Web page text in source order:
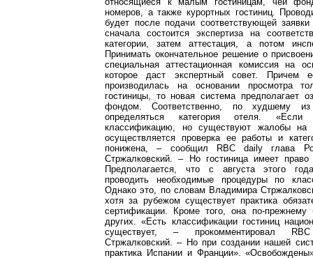
номеров, а также курортных гостиниц.
будет после подачи соответствующей
сначала состоится экспертиза на
категории, затем аттестация, а потом
Принимать окончательное решение о
специальная аттестационная комиссия на
которое даст экспертный совет. Причем
производилась на основании просмотра
гостиницы, то новая система предполагает
фондом. Соответственно, по худшему
определяться категория отеля. «Если
классификацию, но существуют жалобы на
осуществляется проверка ее работы и
понижена, – сообщил RBC daily глава
Стржалковский. – Но гостиница имеет
Предполагается, что с августа этого
проводить необходимые процедуры по
Однако это, по словам Владимира
хотя за рубежом существует практика
сертификации. Кроме того, она по-прежнему
других. «Есть классификации гостиниц
существует, – прокомментировал
Стржалковский. – Но при создании нашей
практика Испании и Франции».